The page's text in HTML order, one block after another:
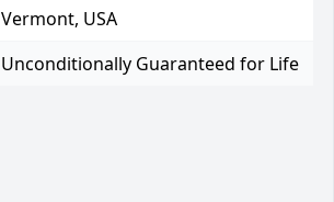
Vermont, USA
Unconditionally Guaranteed for Life